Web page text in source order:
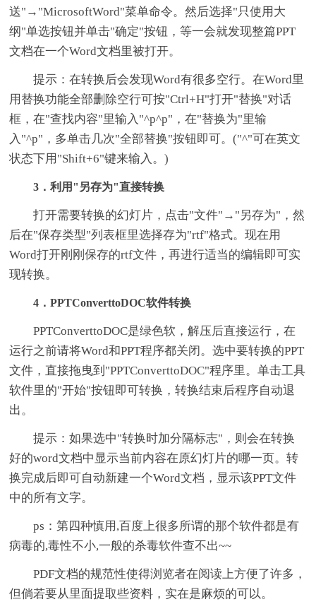
送"→"MicrosoftWord"菜单命令。然后选择"只使用大
纲"单选按钮并单击"确定"按钮，等一会就发现整篇PPT
文档在一个Word文档里被打开。
提示：在转换后会发现Word有很多空行。在Word里
用替换功能全部删除空行可按"Ctrl+H"打开"替换"对话
框，在"查找内容"里输入"^p^p"，在"替换为"里输
入"^p"，多单击几次"全部替换"按钮即可。("^"可在英文
状态下用"Shift+6"键来输入。)
3．利用"另存为"直接转换
打开需要转换的幻灯片，点击"文件"→"另存为"，然
后在"保存类型"列表框里选择存为"rtf"格式。现在用
Word打开刚刚保存的rtf文件，再进行适当的编辑即可实
现转换。
4．PPTConverttoDOC软件转换
PPTConverttoDOC是绿色软，解压后直接运行，在
运行之前请将Word和PPT程序都关闭。选中要转换的PPT
文件，直接拖曳到"PPTConverttoDOC"程序里。单击工具
软件里的"开始"按钮即可转换，转换结束后程序自动退
出。
提示：如果选中"转换时加分隔标志"，则会在转换
好的word文档中显示当前内容在原幻灯片的哪一页。转
换完成后即可自动新建一个Word文档，显示该PPT文件
中的所有文字。
ps：第四种慎用,百度上很多所谓的那个软件都是有
病毒的,毒性不小,一般的杀毒软件查不出~~
PDF文档的规范性使得浏览者在阅读上方便了许多，
但倘若要从里面提取些资料，实在是麻烦的可以。